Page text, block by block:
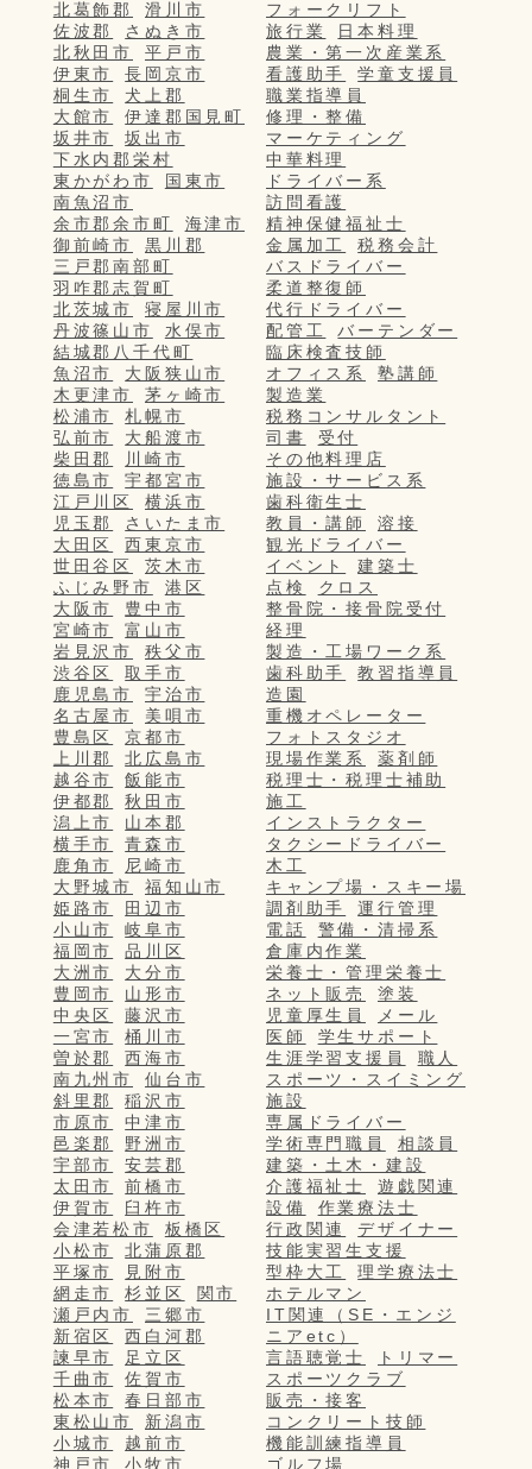
北葛飾郡
滑川市
佐波郡
さぬき市
北秋田市
平戸市
伊東市
長岡京市
桐生市
犬上郡
大館市
伊達郡国見町
坂井市
坂出市
下水内郡栄村
東かがわ市
国東市
南魚沼市
余市郡余市町
海津市
御前崎市
黒川郡
三戸郡南部町
羽咋郡志賀町
北茨城市
寝屋川市
丹波篠山市
水俣市
結城郡八千代町
魚沼市
大阪狭山市
木更津市
茅ヶ崎市
松浦市
札幌市
弘前市
大船渡市
柴田郡
川崎市
徳島市
宇都宮市
江戸川区
横浜市
児玉郡
さいたま市
大田区
西東京市
世田谷区
茨木市
ふじみ野市
港区
大阪市
豊中市
宮崎市
富山市
岩見沢市
秩父市
渋谷区
取手市
鹿児島市
宇治市
名古屋市
美唄市
豊島区
京都市
上川郡
北広島市
越谷市
飯能市
伊都郡
秋田市
潟上市
山本郡
横手市
青森市
鹿角市
尼崎市
大野城市
福知山市
姫路市
田辺市
小山市
岐阜市
福岡市
品川区
大洲市
大分市
豊岡市
山形市
中央区
藤沢市
一宮市
桶川市
曽於郡
西海市
南九州市
仙台市
斜里郡
稲沢市
市原市
中津市
邑楽郡
野洲市
宇部市
安芸郡
太田市
前橋市
伊賀市
臼杵市
会津若松市
板橋区
小松市
北蒲原郡
平塚市
見附市
網走市
杉並区
関市
瀬戸内市
三郷市
新宿区
西白河郡
諫早市
足立区
千曲市
佐賀市
松本市
春日部市
東松山市
新潟市
小城市
越前市
神戸市
小牧市
フォークリフト
旅行業
日本料理
農業・第一次産業系
看護助手
学童支援員
職業指導員
修理・整備
マーケティング
中華料理
ドライバー系
訪問看護
精神保健福祉士
金属加工
税務会計
バスドライバー
柔道整復師
代行ドライバー
配管工
バーテンダー
臨床検査技師
オフィス系
塾講師
製造業
税務コンサルタント
司書
受付
その他料理店
施設・サービス系
歯科衛生士
教員・講師
溶接
観光ドライバー
イベント
建築士
点検
クロス
整骨院・接骨院受付
経理
製造・工場ワーク系
歯科助手
教習指導員
造園
重機オペレーター
フォトスタジオ
現場作業系
薬剤師
税理士・税理士補助
施工
インストラクター
タクシードライバー
木工
キャンプ場・スキー場
調剤助手
運行管理
電話
警備・清掃系
倉庫内作業
栄養士・管理栄養士
ネット販売
塗装
児童厚生員
メール
医師
学生サポート
生涯学習支援員
職人
スポーツ・スイミング
施設
専属ドライバー
学術専門職員
相談員
建築・土木・建設
介護福祉士
遊戯関連
設備
作業療法士
行政関連
デザイナー
技能実習生支援
型枠大工
理学療法士
ホテルマン
IT関連（SE・エンジ
ニアetc）
言語聴覚士
トリマー
スポーツクラブ
販売・接客
コンクリート技師
機能訓練指導員
ゴルフ場